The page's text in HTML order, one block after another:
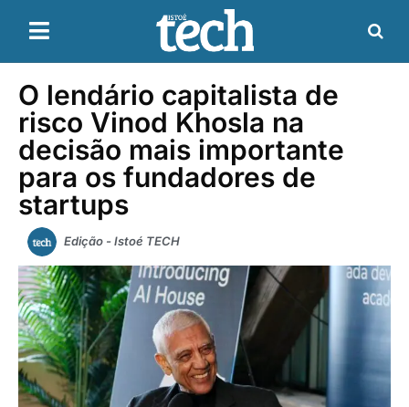
O lendário capitalista de
risco Vinod Khosla na
decisão mais importante
para os fundadores de
startups
Edição - Istoé TECH